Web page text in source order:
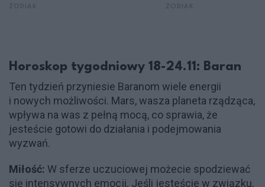
Horoskop tygodniowy 18-24.11: Baran
Ten tydzień przyniesie Baranom wiele energii
i nowych możliwości. Mars, wasza planeta rządząca,
wpływa na was z pełną mocą, co sprawia, że
jesteście gotowi do działania i podejmowania
wyzwań.
Miłość: W sferze uczuciowej możecie spodziewać
się intensywnych emocji. Jeśli jesteście w związku,